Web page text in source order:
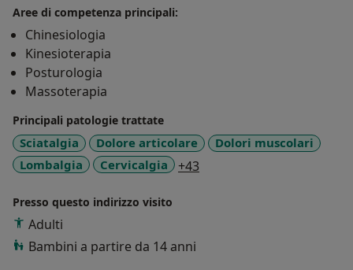
Aree di competenza principali:
Chinesiologia
Kinesioterapia
Posturologia
Massoterapia
Principali patologie trattate
Sciatalgia Dolore articolare
Dolori muscolari
Lombalgia
Cervicalgia +43
Presso questo indirizzo visito
Adulti
Bambini a partire da 14 anni